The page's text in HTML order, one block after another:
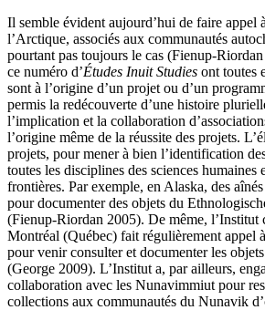
Il semble évident aujourd’hui de faire appel
l’Arctique, associés aux communautés
pourtant pas toujours le cas (Fienup-
ce numéro d’Études Inuit Studies ont toutes
sont à l’origine d’un projet ou d’un
permis la redécouverte d’une histoire
l’implication et la collaboration
l’origine même de la réussite des projets.
projets, pour mener à bien l’identification
toutes les disciplines des sciences humaines
frontières. Par exemple, en Alaska, des
pour documenter des objets du
(Fienup-Riordan 2005). De même, l’Institut
Montréal (Québec) fait régulièrement appel
pour venir consulter et documenter les
(George 2009). L’Institut a, par ailleurs,
collaboration avec les Nunavimmiut pour
collections aux communautés du Nunavik